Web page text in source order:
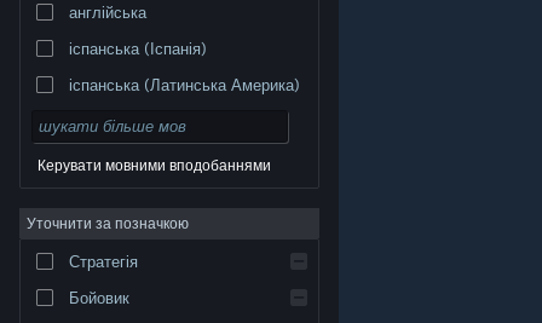
© Valve Corporation. Усі права захищено. Усі
Юридична інформація
підписника Steam
cookie
англійська
іспанська (Іспанія)
іспанська (Латинська Америка)
Керувати мовними вподобаннями
Уточнити за позначкою
Стратегія
Бойовик